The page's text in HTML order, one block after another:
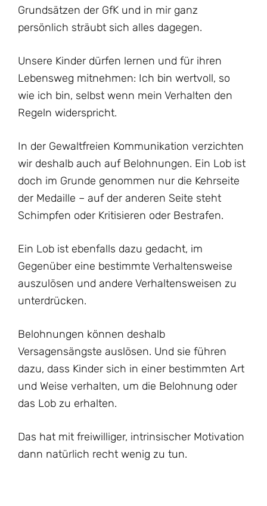
Grundsätzen der GfK und in mir ganz
persönlich sträubt sich alles dagegen.
Unsere Kinder dürfen lernen und für ihren
Lebensweg mitnehmen: Ich bin wertvoll, so
wie ich bin, selbst wenn mein Verhalten den
Regeln widerspricht.
In der Gewaltfreien Kommunikation verzichten
wir deshalb auch auf Belohnungen. Ein Lob ist
doch im Grunde genommen nur die Kehrseite
der Medaille – auf der anderen Seite steht
Schimpfen oder Kritisieren oder Bestrafen.
Ein Lob ist ebenfalls dazu gedacht, im
Gegenüber eine bestimmte Verhaltensweise
auszulösen und andere Verhaltensweisen zu
unterdrücken.
Belohnungen können deshalb
Versagensängste auslösen. Und sie führen
dazu, dass Kinder sich in einer bestimmten Art
und Weise verhalten, um die Belohnung oder
das Lob zu erhalten.
Das hat mit freiwilliger, intrinsischer Motivation
dann natürlich recht wenig zu tun.